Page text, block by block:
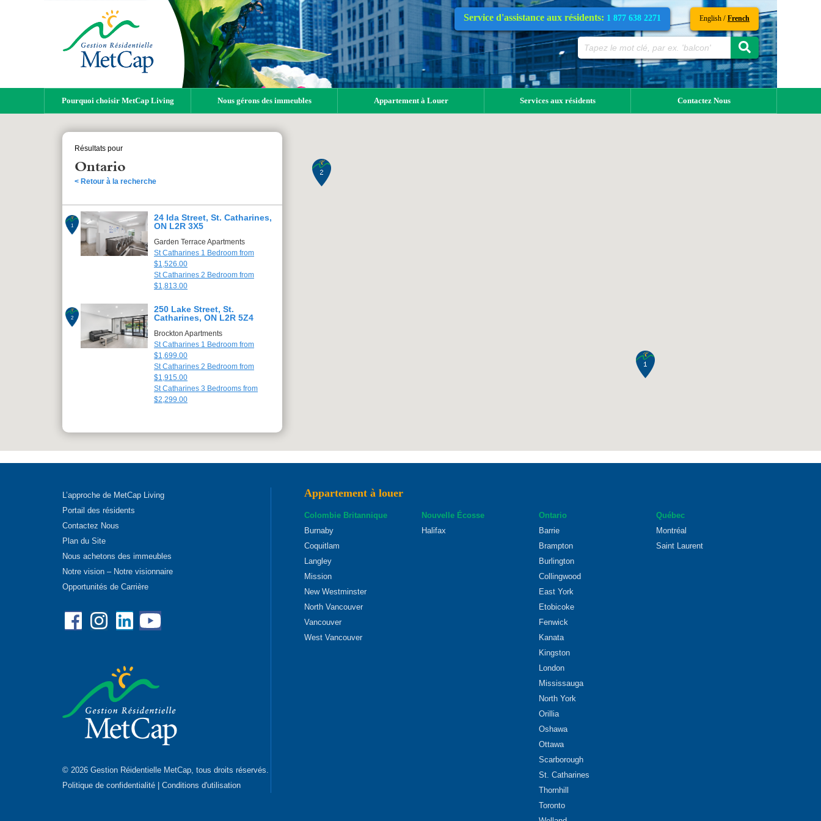
Service d'assistance aux résidents: 1 877 638 2271 English / French
Pourquoi choisir MetCap Living Nous gérons des immeubles Appartement à Louer Services aux résidents Contactez Nous
Résultats pour
Ontario
< Retour à la recherche
24 Ida Street, St. Catharines,
ON L2R 3X5
Garden Terrace Apartments
St Catharines 1 Bedroom from
$1,526.00
St Catharines 2 Bedroom from
$1,813.00
1
250 Lake Street, St.
Catharines, ON L2R 5Z4
Brockton Apartments
St Catharines 1 Bedroom from
$1,699.00
St Catharines 2 Bedroom from
$1,915.00
St Catharines 3 Bedrooms from
$2,299.00
2
L’approche de MetCap Living
Portail des résidents
Contactez Nous
Plan du Site
Nous achetons des immeubles
Notre vision – Notre visionnaire
Opportunités de Carrière
Facebook
Instagram
Linkedin
YouTube
© 2026 Gestion Réidentielle MetCap, tous droits réservés.
Politique de confidentialité | Conditions d'utilisation
Appartement à louer
Colombie Britannique
Burnaby
Coquitlam
Langley
Mission
New Westminster
North Vancouver
Vancouver
West Vancouver
Nouvelle Écosse
Halifax
Ontario
Barrie
Brampton
Burlington
Collingwood
East York
Etobicoke
Fenwick
Kanata
Kingston
London
Mississauga
North York
Orillia
Oshawa
Ottawa
Scarborough
St. Catharines
Thornhill
Toronto
Québec
Montréal
Saint Laurent